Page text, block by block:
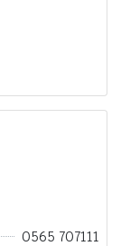
0565 707111